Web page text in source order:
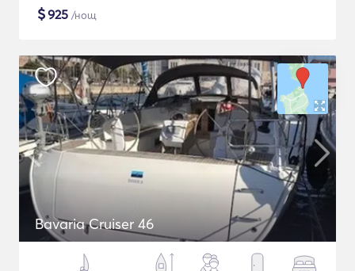
$925 /нощ
Bavaria Cruiser 46